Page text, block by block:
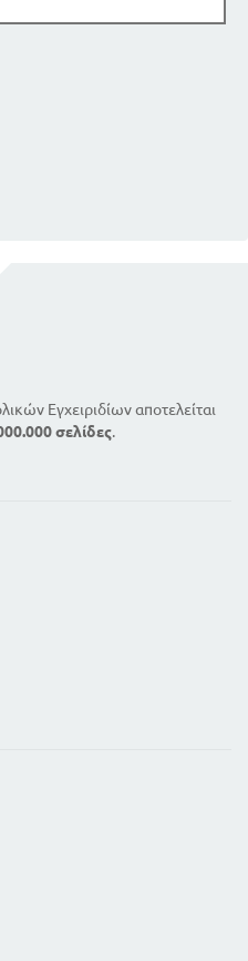
Εγχειριδίων αποτελείται
σελίδες.